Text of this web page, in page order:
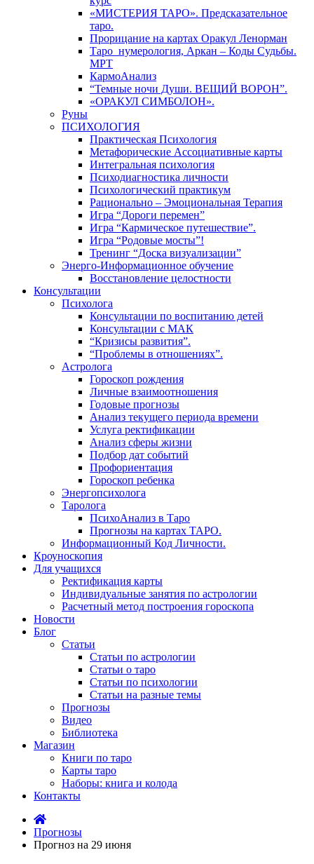
«МИСТЕРИЯ ТАРО». Предсказательное
таро.
Прорицание на картах Оракул Ленорман
Таро_нумерология, Аркан – Коды Судьбы.
МРТ
КармоАнализ
“Темные ночи Души. ВЕЩИЙ ВОРОН”.
«ОРАКУЛ СИМБОЛОН».
Руны
ПСИХОЛОГИЯ
Практическая Психология
Метафорические Ассоциативные карты
Интегральная психология
Психодиагностика личности
Психологический практикум
Рационально – Эмоциональная Терапия
Игра “Дороги перемен”
Игра “Кармическое путешествие”.
Игра “Родовые мосты”!
Тренинг “Доска визуализации”
Энерго-Информационное обучение
Восстановление целостности
Консультации
Психолога
Консультации по воспитанию детей
Консультации с МАК
“Кризисы развития”.
“Проблемы в отношениях”.
Астролога
Гороскоп рождения
Личные взаимоотношения
Годовые прогнозы
Анализ текущего периода времени
Услуга ректификации
Анализ сферы жизни
Подбор дат событий
Профориентация
Гороскоп ребенка
Энергопсихолога
Таролога
ПсихоАнализ в Таро
Прогнозы на картах ТАРО.
Информационный Код Личности.
Кроуноскопия
Для учащихся
Ректификация карты
Индивидуальные занятия по астрологии
Расчетный метод построения гороскопа
Новости
Блог
Статьи
Статьи по астрологии
Статьи о таро
Статьи по психологии
Статьи на разные темы
Прогнозы
Видео
Библиотека
Магазин
Книги по таро
Карты таро
Наборы: книга и колода
Контакты
Прогнозы
Прогноз на 29 июня